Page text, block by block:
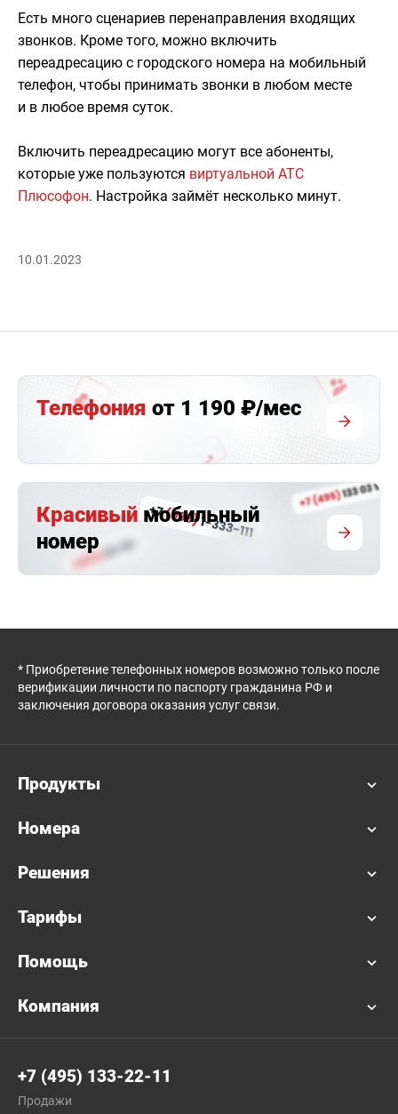
Есть много сценариев перенаправления входящих
звонков. Кроме того, можно включить
переадресацию с городского номера на мобильный
телефон, чтобы принимать звонки в любом месте
и в любое время суток.
Включить переадресацию могут все абоненты,
которые уже пользуются виртуальной АТС
Плюсофон. Настройка займёт несколько минут.
10.01.2023
Телефония от 1 190 ₽/мес
Красивый мобильный
номер
* Приобретение телефонных номеров возможно только после
верификации личности по паспорту гражданина РФ и
заключения договора оказания услуг связи.
Продукты
Номера
Решения
Тарифы
Помощь
Компания
+7 (495) 133-22-11
Продажи